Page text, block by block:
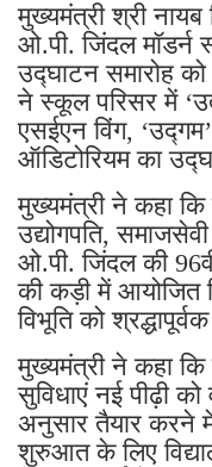
मुख्यमंत्री श्री नायब
ओ.पी. जिंदल मॉडर्न
उद्घाटन समारोह
ने स्कूल परिसर में
एसईएन विंग,
ऑडिटोरियम का
मुख्यमंत्री ने कहा कि
उद्योगपति, समाजसेवी
ओ.पी. जिंदल की
की कड़ी में आयोजित
विभूति को
मुख्यमंत्री ने कहा
सुविधाएं नई पीढ़ी
अनुसार तैयार करने
शुरुआत के लिए